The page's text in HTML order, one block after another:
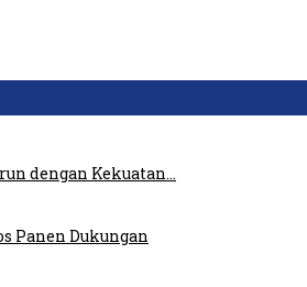
dengan Kekuatan…
Panen Dukungan